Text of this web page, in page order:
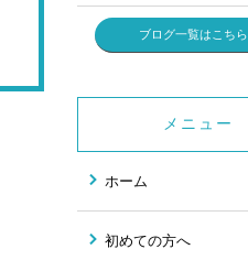
ブログ一覧はこちら
メニュー
ホーム
初めての方へ